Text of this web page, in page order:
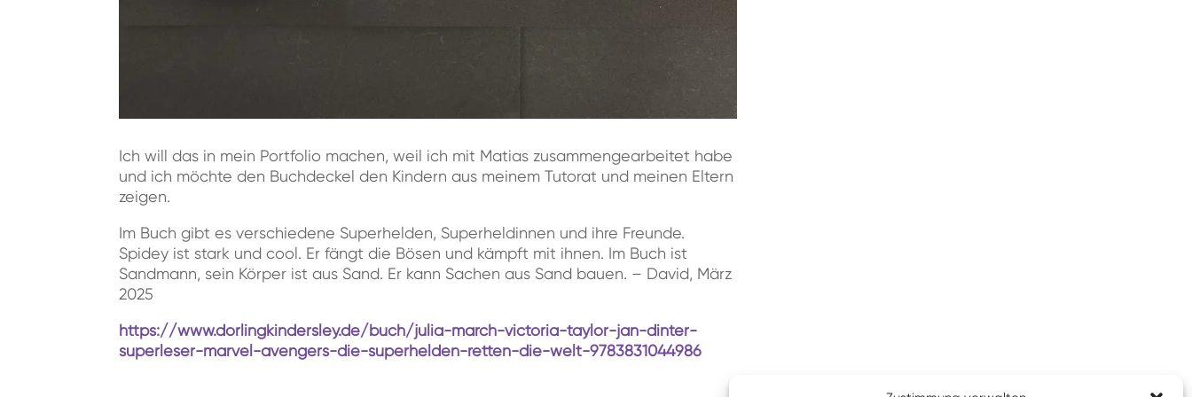
Ich will das in mein Portfolio machen, weil ich mit Matias zusammengearbeitet habe
und ich möchte den Buchdeckel den Kindern aus meinem Tutorat und meinen Eltern
zeigen.
Im Buch gibt es verschiedene Superhelden, Superheldinnen und ihre Freunde.
Spidey ist stark und cool. Er fängt die Bösen und kämpft mit ihnen. Im Buch ist
Sandmann, sein Körper ist aus Sand. Er kann Sachen aus Sand bauen. – David, März
2025
https://www.dorlingkindersley.de/buch/julia-march-victoria-taylor-jan-dinter-
superleser-marvel-avengers-die-superhelden-retten-die-welt-9783831044986